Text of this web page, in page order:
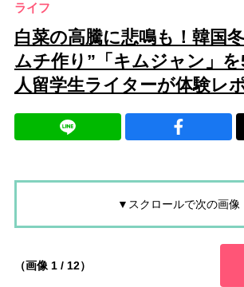
ライフ
白菜の高騰に悲鳴も！韓国
ムチ作り”「キムジャン」
人留学生ライターが体験レ
▼スクロールで次の画像
（画像 1 / 12）